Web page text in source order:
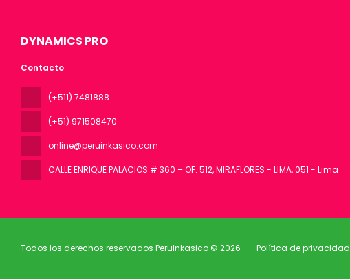
DYNAMICS PRO
Contacto
(+511) 7481888
(+51) 971508470
online@peruinkasico.com
CALLE ENRIQUE PALACIOS # 360 – OF. 512, MIRAFLORES - LIMA, 051 - Lima
Todos los derechos reservados PeruInkasico © 2026 Política de privacidad